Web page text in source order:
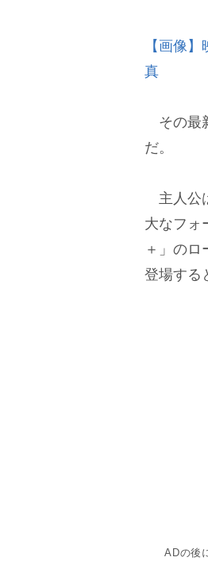
【画像
真
その最
だ。
主人公
大なフォ
＋」の
登場する
ADの後